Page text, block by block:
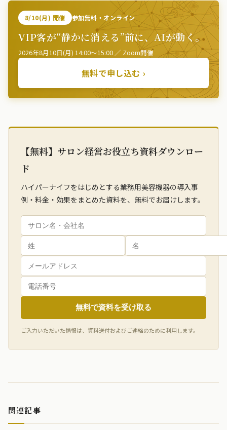
8/10(月) 開催 参加無料・オンライン
VIP客が“静かに消える”前に、AIが動く。
2026年8月10日(月) 14:00〜15:00 ／ Zoom開催
無料で申し込む ›
【無料】サロン経営お役立ち資料ダウンロー
ド
ハイパーナイフをはじめとする業務用美容機器の導入事
例・料金・効果をまとめた資料を、無料でお届けします。
無料で資料を受け取る
ご入力いただいた情報は、資料送付およびご連絡のために利用します。
関連記事